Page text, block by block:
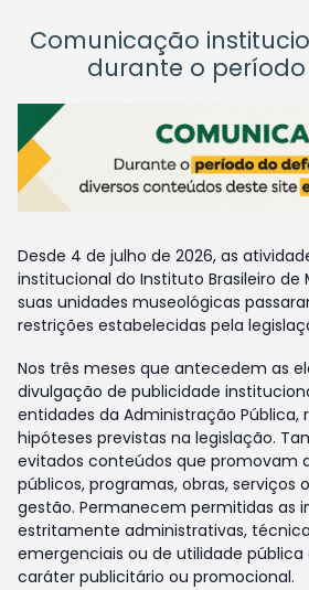
Comunicação
durante o
Desde 4 de julho de 2026, as
institucional do Instituto Brasileiro de
suas unidades museológicas
restrições estabelecidas pela
Nos três meses que antecedem as
divulgação de publicidade
entidades da Administração Pública,
hipóteses previstas na legislação.
evitados conteúdos que promovam
públicos, programas, obras, serviços
gestão. Permanecem permitidas as
estritamente administrativas,
emergenciais ou de utilidade
caráter publicitário ou promocional.